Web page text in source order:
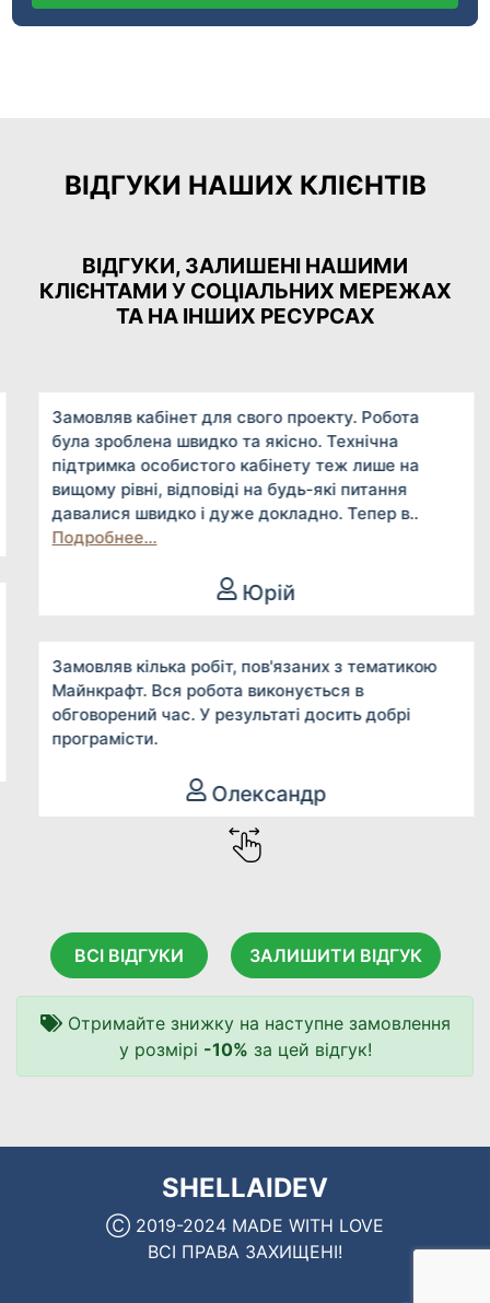
ВІДГУКИ НАШИХ КЛІЄНТІВ
ВІДГУКИ, ЗАЛИШЕНІ НАШИМИ
КЛІЄНТАМИ У СОЦІАЛЬНИХ МЕРЕЖАХ
ТА НА ІНШИХ РЕСУРСАХ
Замовляв кабінет для свого проекту. Робота
була зроблена швидко та якісно. Технічна
підтримка особистого кабінету теж лише на
вищому рівні, відповіді на будь-які питання
давалися швидко і дуже докладно. Тепер в..
Подробнее...
Юрій
Замовляв кілька робіт, пов'язаних з тематикою
Майнкрафт. Вся робота виконується в
обговорений час. У результаті досить добрі
програмісти.
Олександр
ВСІ ВІДГУКИ ЗАЛИШИТИ ВІДГУК
Отримайте знижку на наступне замовлення
у розмірі -10% за цей відгук!
SHELLAIDEV
Ⓒ 2019-2024 MADE WITH LOVE
ВСІ ПРАВА ЗАХИЩЕНІ!